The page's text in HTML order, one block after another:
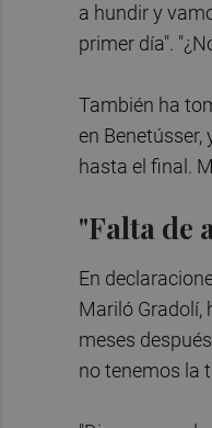
a hundir y
primer día".
También ha
en
hasta el final.
"Falta de
En
Mariló Gradolí,
meses
no tenemos la